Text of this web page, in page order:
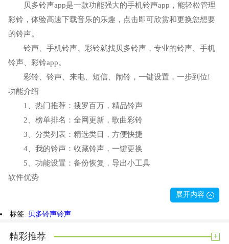
贝多铃声app是一款功能强大的手机铃声app，能轻松管理
彩铃，体验高速下载音乐的乐趣，点击即可欣赏和更换您想要
的铃声。
铃声、手机铃声、彩铃就找贝多铃声，专业的铃声、手机
铃声、彩铃app。
彩铃、铃声、来电、短信、闹铃，一键设置，一步到位!
功能介绍
1、热门推荐：搜罗百万，精品铃声
2、榜单排名：全网更新，歌曲彩铃
3、分类列表：精选类目，方便快捷
4、我的铃声：收藏铃声，一键更换
5、功能设置：备份恢复，导出小工具
软件优势
想设什么铃声就设什么铃声
展开内容
标签: 贝多铃声铃声
精彩推荐 +